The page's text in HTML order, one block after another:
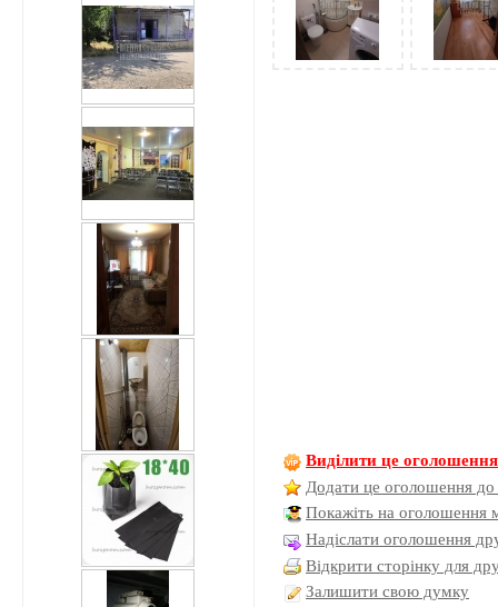
Виділити це оголошення
Додати це оголошення до
Покажіть на оголошення
Надіслати оголошення
Відкрити сторінку для
Залишити свою думку